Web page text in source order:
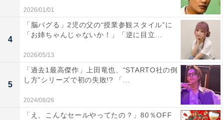
2026/01/01
4
「脳バグる」2児の父の“授業参観スタイル”に
「お姉ちゃんじゃないか！」「逆に目立...
2026/05/13
5
「過去1最高傑作」上田竜也、“STARTO社の倒
し方”シリーズで初の失敗!? 「...
2024/08/26
「え、こんなセールやってたの？」80％OFF